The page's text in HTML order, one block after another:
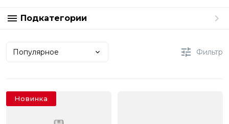
Подкатегории
Популярное Фильтр
Новинка